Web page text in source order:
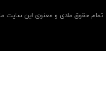
تمام حقوق مادی و معنوی این سایت